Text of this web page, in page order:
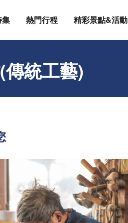
集 熱門行程 精彩景點&活動
統工藝)